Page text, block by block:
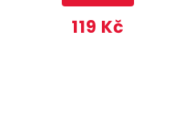
119 Kč